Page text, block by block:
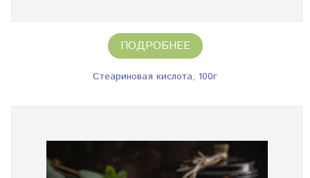
ПОДРОБНЕЕ
Стеариновая кислота, 100г